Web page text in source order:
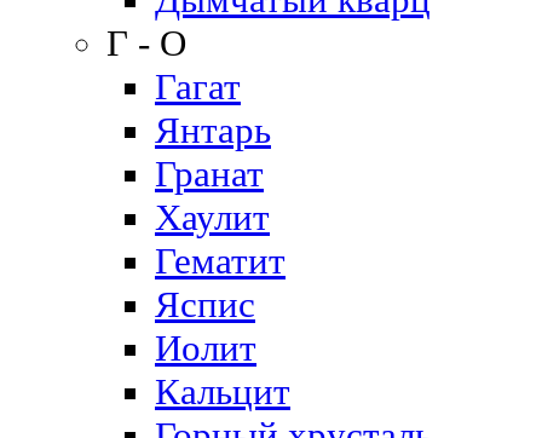
Г - О
Гагат
Янтарь
Гранат
Хаулит
Гематит
Яспис
Иолит
Кальцит